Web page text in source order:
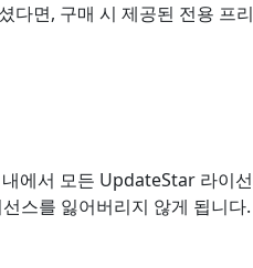
면, 구매 시 제공된 전용 프
에서 모든 UpdateStar 라이
스를 잃어버리지 않게 됩니다.